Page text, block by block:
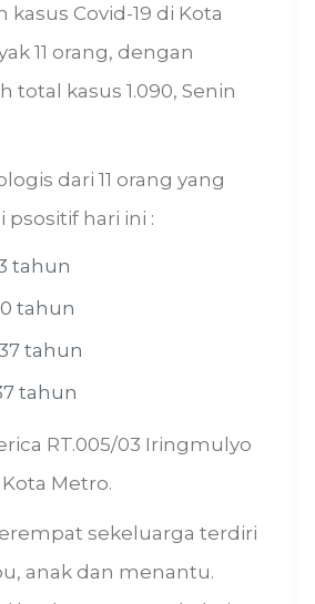
Covid-19 di Kota
11 orang, dengan
total kasus 1.090, Senin
dari 11 orang yang
hari ini :
tahun
tahun
tahun
tahun
RT.005/03 Iringmulyo
Metro.
sekeluarga terdiri
anak dan menantu.